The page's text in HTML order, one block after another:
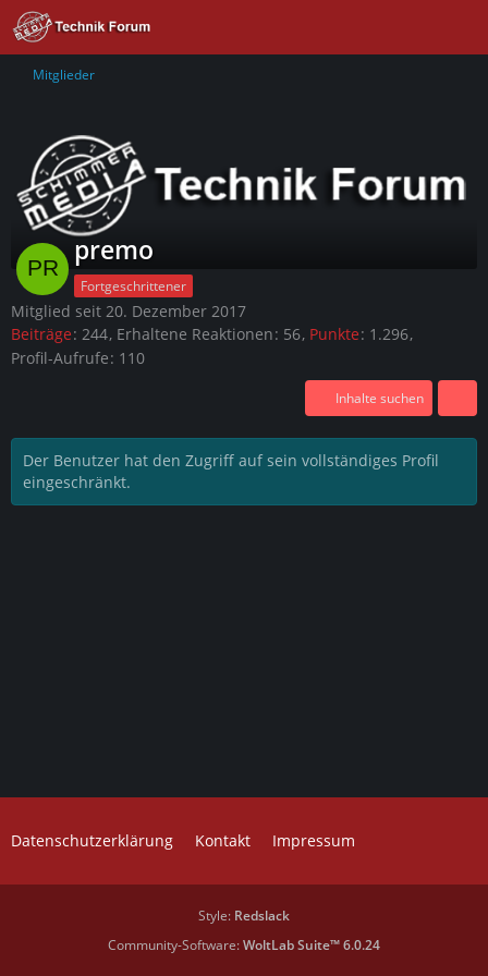
Mitglieder
premo
Fortgeschrittener
Mitglied seit 20. Dezember 2017
Beiträge 244 Erhaltene Reaktionen 56 Punkte 1.296
Profil-Aufrufe 110
Inhalte suchen
Der Benutzer hat den Zugriff auf sein vollständiges Profil
eingeschränkt.
Datenschutzerklärung Kontakt Impressum
Style: Redslack
Community-Software:WoltLab Suite™ 6.0.24